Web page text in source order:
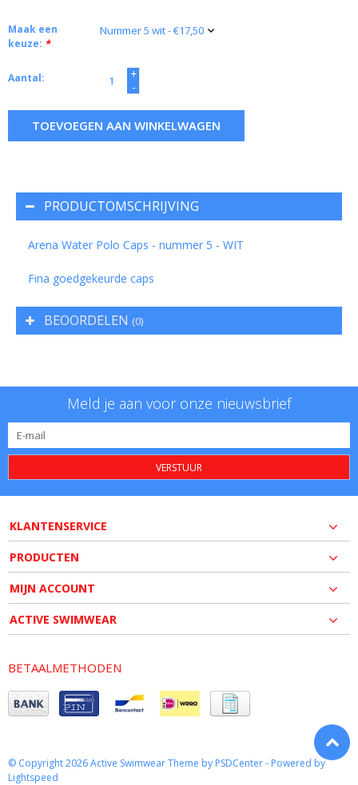
Maak een
keuze: *
Aantal:
+
-
TOEVOEGEN AAN WINKELWAGEN
PRODUCTOMSCHRIJVING
Arena Water Polo Caps - nummer 5 - WIT
Fina goedgekeurde caps
BEOORDELEN (0)
Meld je aan voor onze nieuwsbrief
VERSTUUR
KLANTENSERVICE
PRODUCTEN
MIJN ACCOUNT
ACTIVE SWIMWEAR
BETAALMETHODEN
© Copyright 2026 Active Swimwear Theme by PSDCenter- Powered by
Lightspeed